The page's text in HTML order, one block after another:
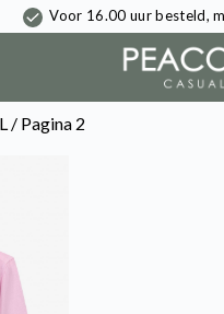
Voor 16.00 uur besteld,
/ Pagina 2